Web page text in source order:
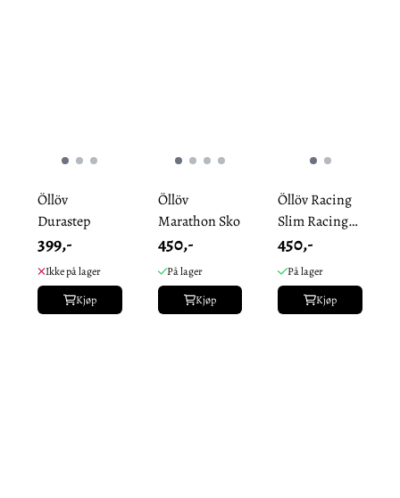
Öllöv
Durastep
399,-
Ikke på lager
Kjøp
Öllöv
Marathon Sko
450,-
På lager
Kjøp
Öllöv Racing
Slim Racing
Modell
450,-
På lager
Kjøp